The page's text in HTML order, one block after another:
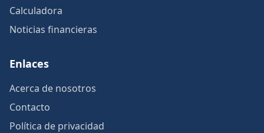
Calculadora
Noticias financieras
Enlaces
Acerca de nosotros
Contacto
Política de privacidad